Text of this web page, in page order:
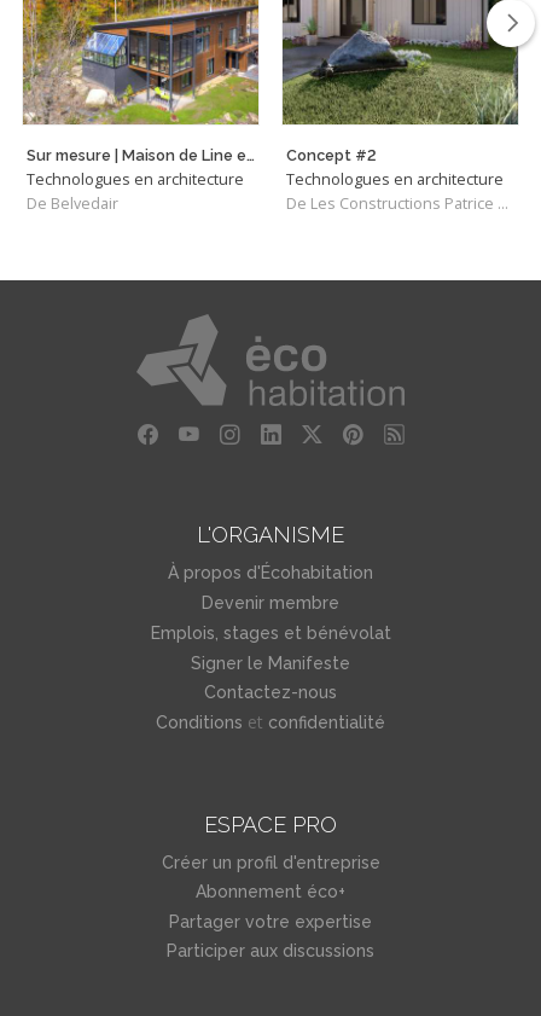
Sur mesure | Maison de Line et Roland
Technologues en architecture
De Belvedair
Concept #2
Technologues en architecture
De Les Constructions Patrice Richer
L'ORGANISME
À propos d'Écohabitation
Devenir membre
Emplois, stages et bénévolat
Signer le Manifeste
Contactez-nous
Conditions et confidentialité
ESPACE PRO
Créer un profil d'entreprise
Abonnement éco+
Partager votre expertise
Participer aux discussions